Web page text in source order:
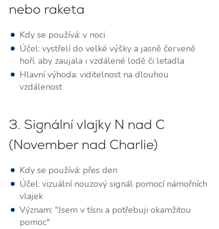
nebo raketa
Kdy se používá: v noci
Účel: vystřelí do velké výšky a jasně červeně
hoří, aby zaujala i vzdálené lodě či letadla
Hlavní výhoda: viditelnost na dlouhou
vzdálenost
3. Signální vlajky N nad C
(November nad Charlie)
Kdy se používá: přes den
Účel: vizuální nouzový signál pomocí námořních
vlajek
Význam: "Jsem v tísni a potřebuji okamžitou
pomoc"